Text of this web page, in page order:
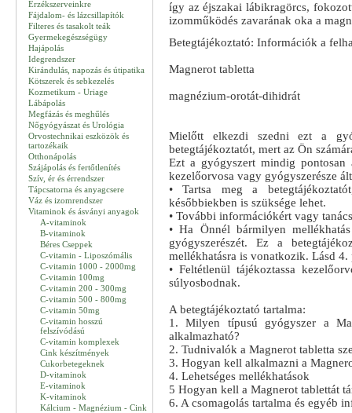
Érzékszerveinkre
Fájdalom- és lázcsillapítók
Filteres és tasakolt teák
Gyermekegészségügy
Hajápolás
Idegrendszer
Kirándulás, napozás és útipatika
Kötszerek és sebkezelés
Kozmetikum - Uriage
Lábápolás
Megfázás és meghűlés
Nőgyógyászat és Urológia
Orvostechnikai eszközök és
tartozékaik
Otthonápolás
Szájápolás és fertőtlenítés
Szív, ér és érrendszer
Tápcsatorna és anyagcsere
Váz és izomrendszer
Vitaminok és ásványi anyagok
A-vitaminok
B-vitaminok
Béres Cseppek
C-vitamin - Liposzómális
C-vitamin 1000 - 2000mg
C-vitamin 100mg
C-vitamin 200 - 300mg
C-vitamin 500 - 800mg
C-vitamin 50mg
C-vitamin hosszú
felszívódású
C-vitamin komplexek
Cink készítmények
Cukorbetegeknek
D-vitaminok
E-vitaminok
K-vitaminok
Kálcium - Magnézium - Cink
így az éjszakai lábikragörcs,
izomműködés zavarának oka a
Betegtájékoztató: Információk a
Magnerot tabletta
magnézium-orotát-dihidrát
Mielőtt elkezdi szedni ezt a
betegtájékoztatót, mert az Ön
Ezt a gyógyszert mindig
kezelőorvosa vagy gyógyszerésze
• Tartsa meg a
későbbiekben is szüksége lehet.
• További információkért vagy
• Ha Önnél bármilyen
gyógyszerészét. Ez a
mellékhatásra is vonatkozik. Lásd 4.
• Feltétlenül tájékoztassa
súlyosbodnak.
A betegtájékoztató tartalma:
1. Milyen típusú gyógyszer a
alkalmazható?
2. Tudnivalók a Magnerot tabletta
3. Hogyan kell alkalmazni a
4. Lehetséges mellékhatások
5 Hogyan kell a Magnerot tablettát
6. A csomagolás tartalma és egyéb